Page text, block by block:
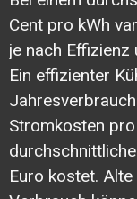
Cent pro kWh
je nach Effizienz
Ein effizienter
Stromkosten
Euro kostet.